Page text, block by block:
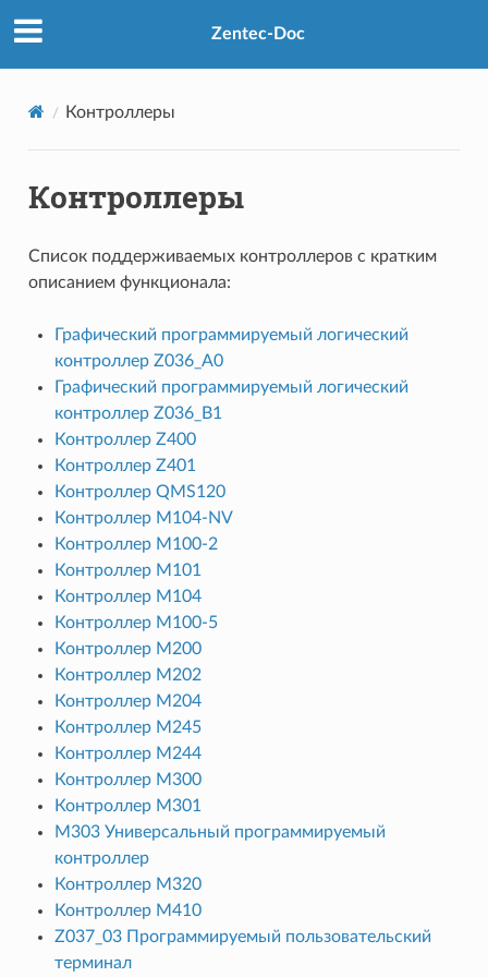
Zentec-Doc
Контроллеры
Контроллеры
Список поддерживаемых контроллеров с кратким
описанием функционала:
Графический программируемый логический
контроллер Z036_A0
Графический программируемый логический
контроллер Z036_B1
Контроллер Z400
Контроллер Z401
Контроллер QMS120
Контроллер M104-NV
Контроллер M100-2
Контроллер M101
Контроллер M104
Контроллер M100-5
Контроллер M200
Контроллер M202
Контроллер M204
Контроллер M245
Контроллер M244
Контроллер M300
Контроллер M301
М303 Универсальный программируемый
контроллер
Контроллер M320
Контроллер M410
Z037_03 Программируемый пользовательский
терминал